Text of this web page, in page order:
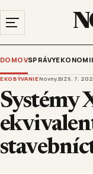
DOMOVSPRÁVY
EKOBÝVANIENovny.BIZ6. 7.
Systémy